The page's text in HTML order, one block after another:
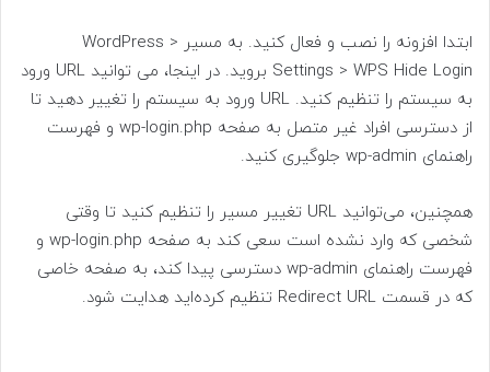
ابتدا افزونه را نصب و فعال کنید. به مسیر WordPress >
Settings > WPS Hide Login بروید. در اینجا، می توانید URL ورود
به سیستم را تنظیم کنید. URL ورود به سیستم را تغییر دهید تا
از دسترسی افراد غیر متصل به صفحه wp-login.php و فهرست
راهنمای wp-admin جلوگیری کنید.
همچنین، می‌توانید URL تغییر مسیر را تنظیم کنید تا وقتی
شخصی که وارد نشده است سعی کند به صفحه wp-login.php و
فهرست راهنمای wp-admin دسترسی پیدا کند، به صفحه خاصی
که در قسمت Redirect URL تنظیم کرده‌اید هدایت شود.